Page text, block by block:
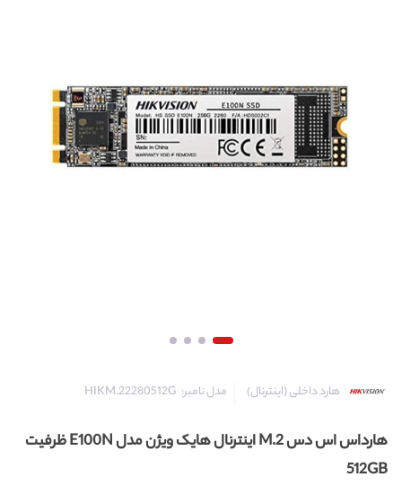
هارد داخلی (اینترنال) مدل نامبر: HIKM.22280512G
هارداس اس دس M.2 اینترنال هایک ویژن مدل E100N ظرفیت
512GB